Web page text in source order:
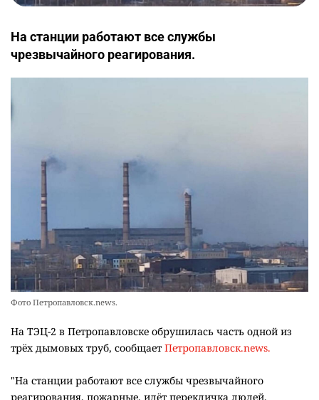
На станции работают все службы
чрезвычайного реагирования.
Фото Петропавловск.news.
На ТЭЦ-2 в Петропавловске обрушилась часть одной из
трёх дымовых труб, сообщает Петропавловск.news.
"На станции работают все службы чрезвычайного
реагирования, пожарные, идёт перекличка людей,